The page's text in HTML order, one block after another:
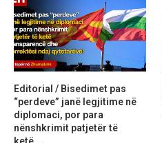
Editorial / Bisedimet pas
“perdeve” janë legjitime në
diplomaci, por para
nënshkrimit patjetër të